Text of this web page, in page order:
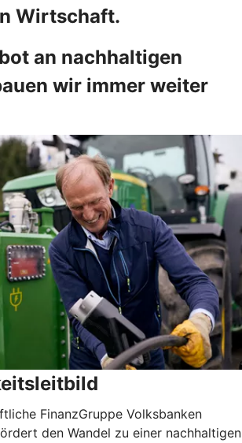
Wirtschaft.
an nachhaltigen
wir immer weiter
FinanzGruppe Volksbanken
den Wandel zu einer nachhaltigen